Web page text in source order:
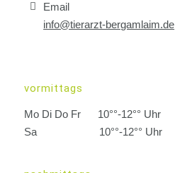
Email
info@tierarzt-bergamlaim.de
vormittags
Mo Di Do Fr
10°°-12°° Uhr
Sa
10°°-12°° Uhr